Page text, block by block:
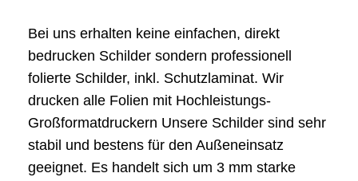
Bei uns erhalten keine einfachen, direkt
bedrucken Schilder sondern professionell
folierte Schilder, inkl. Schutzlaminat. Wir
drucken alle Folien mit Hochleistungs-
Großformatdruckern Unsere Schilder sind sehr
stabil und bestens für den Außeneinsatz
geeignet. Es handelt sich um 3 mm starke